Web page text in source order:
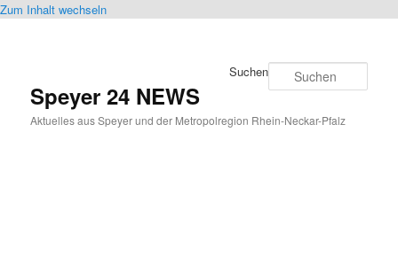
Zum Inhalt wechseln
Speyer 24 NEWS
Aktuelles aus Speyer und der Metropolregion Rhein-Neckar-Pfalz
Suchen